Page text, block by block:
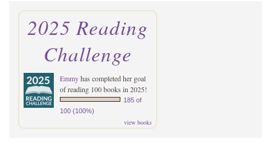
2025 Reading
Challenge
Emmyhas completed her goal
of reading 100 books in 2025!
185 of
100 (100%)
view books